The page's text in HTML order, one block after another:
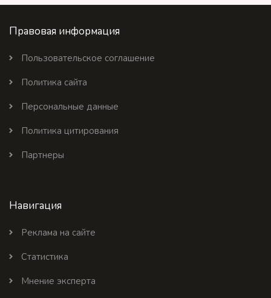
Правовая информация
Пользовательское соглашение
Политика сайта
Персональные данные
Политика цитирования
Партнеры
Навигация
Реклама на сайте
Статистика
Мнение эксперта